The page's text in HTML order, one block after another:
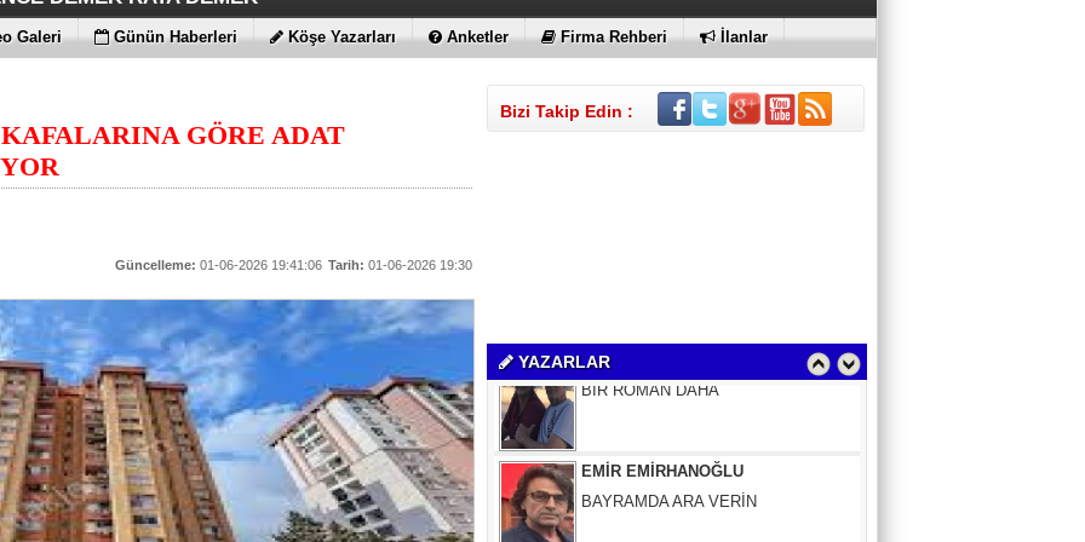
FARKI
MAXİMUM
BULUTLARIN FATİHİ İLAN EDİLDİLER
MİLYONLARCA DOLARLIK EKONOMİK KATKI
Galeri Günün Haberleri Köşe Yazarları Anketler Firma Rehberi İlanlar
GÖRE ADAT
Güncelleme: 01-06-2026 19:41:06 Tarih: 01-06-2026 19:30
Bizi Takip Edin :
YAZARLAR